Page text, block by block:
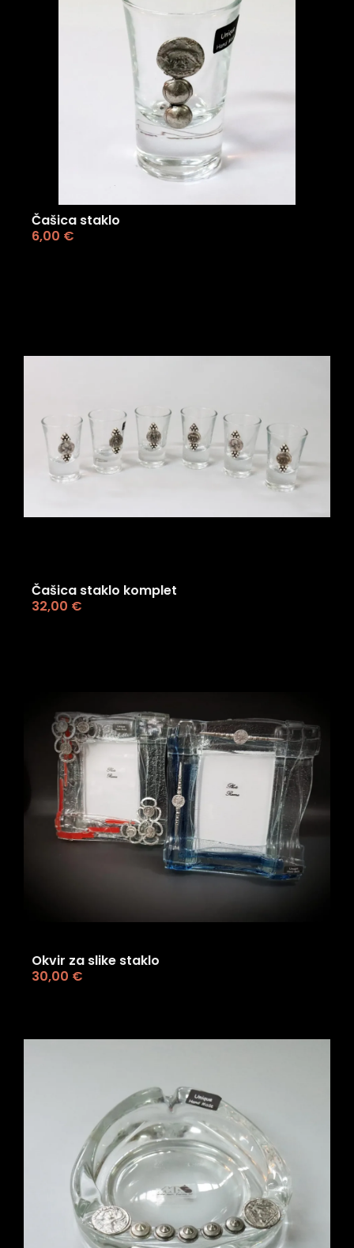
Čašica staklo
6,00 €
Čašica staklo komplet
32,00 €
Okvir za slike staklo
30,00 €